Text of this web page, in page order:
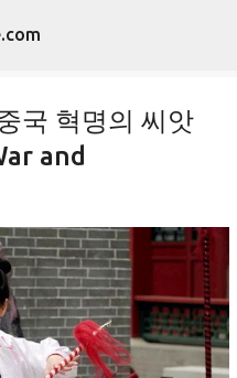
텐츠로 건너뛰기
국 혁명의 씨앗
and